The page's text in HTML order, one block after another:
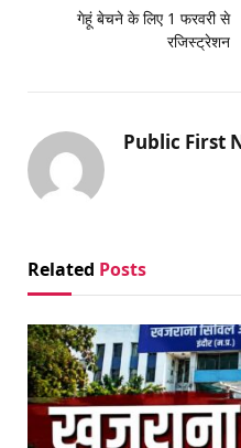
गेहूं बेचने के लिए 1 फरवरी से
रजिस्ट्रेशन
Public First
Related Posts